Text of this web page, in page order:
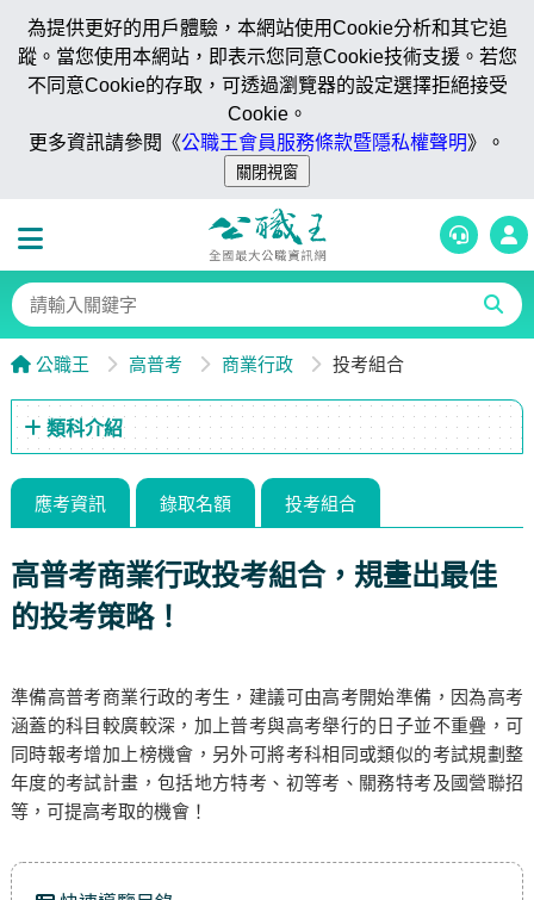
為提供更好的用戶體驗，本網站使用Cookie分析和其它追
蹤。當您使用本網站，即表示您同意Cookie技術支援。若您
不同意Cookie的存取，可透過瀏覽器的設定選擇拒絕接受
Cookie。
更多資訊請參閱《公職王會員服務條款暨隱私權聲明》。
公職王 高普考 商業行政 投考組合
類科介紹
應考資訊 錄取名額 投考組合
高普考商業行政投考組合，規畫出最佳
的投考策略！
準備高普考商業行政的考生，建議可由高考開始準備，因為高考
涵蓋的科目較廣較深，加上普考與高考舉行的日子並不重疊，可
同時報考增加上榜機會，另外可將考科相同或類似的考試規劃整
年度的考試計畫，包括地方特考、初等考、關務特考及國營聯招
等，可提高考取的機會！